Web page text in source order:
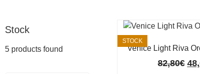
Stock
5 products found Venice Light Riva
STOCK
82,80€